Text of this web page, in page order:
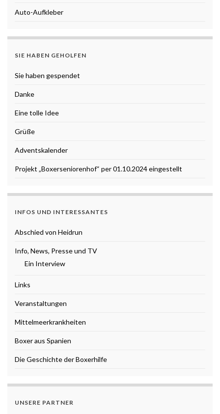
Auto-Aufkleber
SIE HABEN GEHOLFEN
Sie haben gespendet
Danke
Eine tolle Idee
Grüße
Adventskalender
Projekt „Boxerseniorenhof“ per 01.10.2024 eingestellt
INFOS UND INTERESSANTES
Abschied von Heidrun
Info, News, Presse und TV
Ein Interview
Links
Veranstaltungen
Mittelmeerkrankheiten
Boxer aus Spanien
Die Geschichte der Boxerhilfe
UNSERE PARTNER